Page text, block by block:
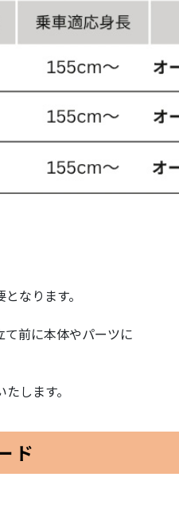
なります。
前に本体やパーツに
します。
ド